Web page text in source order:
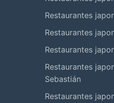
Restaurantes
Restaurantes
Restaurantes
Restaurantes
Sebastián
Restaurantes